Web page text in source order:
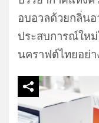
อบอวลด้วยกลิ่นอ
ประสบการณ์ให
นคราฟต์ไทยอย่า